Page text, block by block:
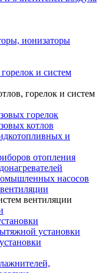
ионизаторы
и систем
горелок и систем
горелок
котлов
и
отопления
насосов
вентиляции
установки